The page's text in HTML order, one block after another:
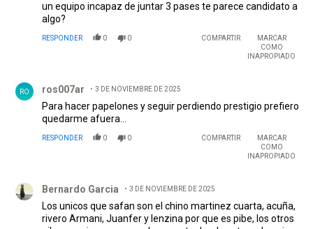
un equipo incapaz de juntar 3 pases te parece candidato a
algo?
RESPONDER 0 0 COMPARTIR
MARCAR
COMO
INAPROPIADO
RO ros007ar 3 DE NOVIEMBRE DE 2025
Para hacer papelones y seguir perdiendo prestigio prefiero
quedarme afuera...
RESPONDER 0 0 COMPARTIR
MARCAR
COMO
INAPROPIADO
Bernardo Garcia 3 DE NOVIEMBRE DE 2025
Los unicos que safan son el chino martinez cuarta, acuña,
rivero Armani, Juanfer y lenzina por que es pibe, los otros